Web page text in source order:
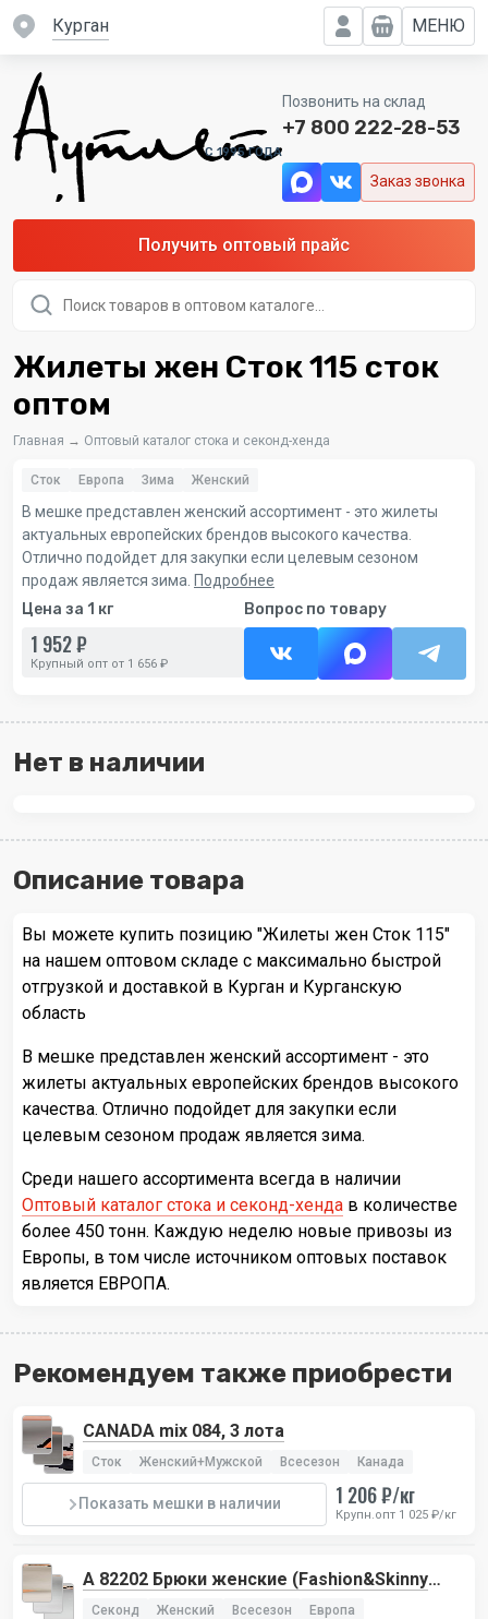
Курган МЕНЮ
C 1995 ГОДА
Позвонить на склад
+7 800 222-28-53
Заказ звонка
Получить оптовый прайс
товаров
Жилеты жен Сток 115 сток
оптом
Главная → Оптовый каталог стока и секонд-хенда
Сток Европа Зима Женский
В мешке представлен женский ассортимент - это жилеты
актуальных европейских брендов высокого качества.
Отлично подойдет для закупки если целевым сезоном
продаж является зима. Подробнее
Цена за 1 кг
1 952 ₽
Крупный опт от 1 656 ₽
Вопрос по товару
Нет в наличии
Описание товара
Вы можете купить позицию "Жилеты жен Сток 115"
на нашем оптовом складе с максимально быстрой
отгрузкой и доставкой в Курган и Курганскую
область
В мешке представлен женский ассортимент - это
жилеты актуальных европейских брендов высокого
качества. Отлично подойдет для закупки если
целевым сезоном продаж является зима.
Среди нашего ассортимента всегда в наличии
Оптовый каталог стока и секонд-хенда в количестве
более 450 тонн. Каждую неделю новые привозы из
Европы, в том числе источником оптовых поставок
является ЕВРОПА.
Рекомендуем также приобрести
CANADA mix 084, 3 лота
Сток Женский+Мужской Всесезон Канада
Показать мешки в наличии 1 206 ₽/кг
Крупн.опт 1 025 ₽/кг
А 82202 Брюки женские (Fashion&Skinny
Pants)
Секонд Женский Всесезон Европа